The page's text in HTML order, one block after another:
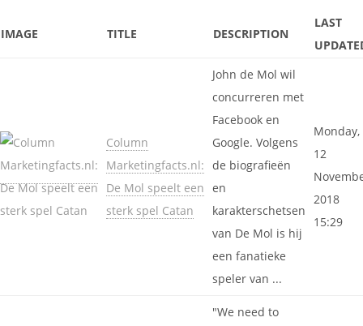
IMAGE TITLE DESCRIPTION
LAST
Column
Marketingfacts.nl:
De Mol speelt een
sterk spel Catan
John de Mol wil
concurreren met
Facebook en
Google. Volgens
de biografieën
en
karakterschetsen
van De Mol is hij
een fanatieke
speler van ...
Monday,
12
2018
15:29
"We need to